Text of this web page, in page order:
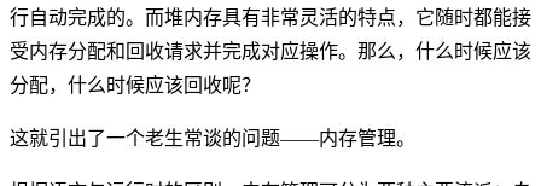
行自动完成的。而堆内存具有非常灵活的特点，它随时都能接
受内存分配和回收请求并完成对应操作。那么，什么时候应该
分配，什么时候应该回收呢？
这就引出了一个老生常谈的问题——内存管理。